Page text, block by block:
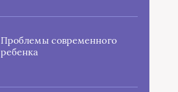
Проблемы современного
ребенка